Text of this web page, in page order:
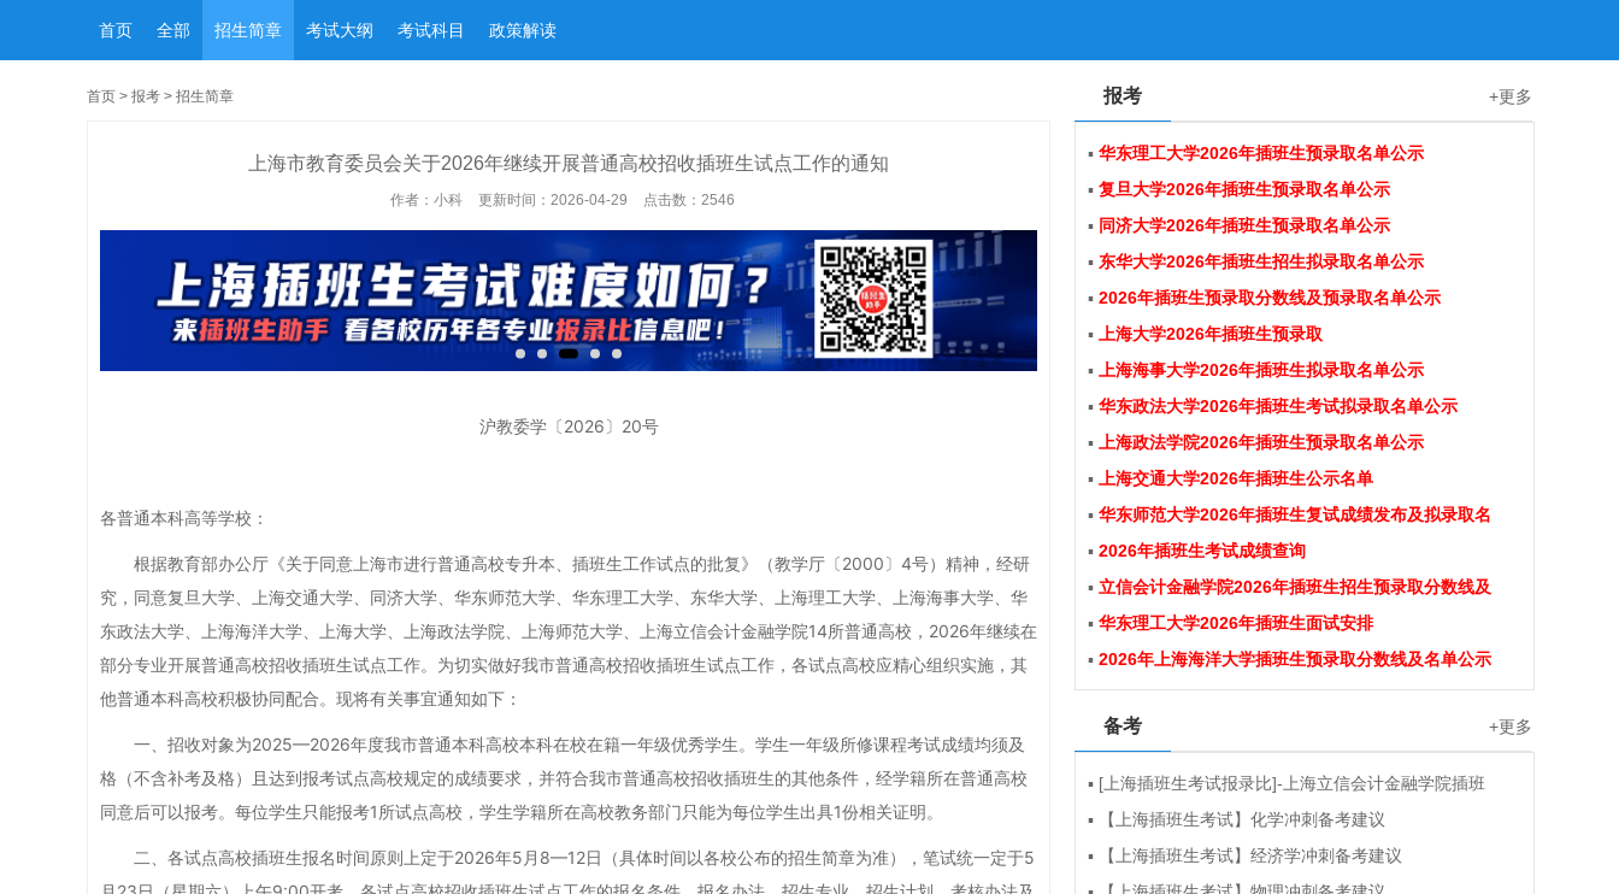
首页 全部 招生简章 考试大纲 考试科目 政策解读
首页 > 报考 > 招生简章
上海市教育委员会关于2026年继续开展普通高校招收插班生试点工作的通知
作者：小科 更新时间：2026-04-29 点击数： 2546
沪教委学〔2026〕20号
各普通本科高等学校：
根据教育部办公厅《关于同意上海市进行普通高校专升本、插班生工作试点的批复》（教学厅〔2000〕4号）精神，经研
究，同意复旦大学、上海交通大学、同济大学、华东师范大学、华东理工大学、东华大学、上海理工大学、上海海事大学、华
东政法大学、上海海洋大学、上海大学、上海政法学院、上海师范大学、上海立信会计金融学院14所普通高校，2026年继续在
部分专业开展普通高校招收插班生试点工作。为切实做好我市普通高校招收插班生试点工作，各试点高校应精心组织实施，其
他普通本科高校积极协同配合。现将有关事宜通知如下：
一、招收对象为2025—2026年度我市普通本科高校本科在校在籍一年级优秀学生。学生一年级所修课程考试成绩均须及
格（不含补考及格）且达到报考试点高校规定的成绩要求，并符合我市普通高校招收插班生的其他条件，经学籍所在普通高校
同意后可以报考。每位学生只能报考1所试点高校，学生学籍所在高校教务部门只能为每位学生出具1份相关证明。
二、各试点高校插班生报名时间原则上定于2026年5月8—12日（具体时间以各校公布的招生简章为准），笔试统一定于5
报考 +更多
▪ 华东理工大学2026年插班生预录取名单公示
▪ 复旦大学2026年插班生预录取名单公示
▪ 同济大学2026年插班生预录取名单公示
▪ 东华大学2026年插班生招生拟录取名单公示
▪ 2026年插班生预录取分数线及预录取名单公示
▪
上海大学2026年插班生预录取
▪
上海海事大学2026年插班生拟录取名单公示
▪ 华东政法大学2026年插班生考试拟录取名单公示
▪
上海政法学院2026年插班生预录取名单公示
▪
上海交通大学2026年插班生公示名单
▪ 华东师范大学2026年插班生复试成绩发布及拟录取名
▪ 2026年插班生考试成绩查询
▪ 立信会计金融学院2026年插班生招生预录取分数线及
▪ 华东理工大学2026年插班生面试安排
▪ 2026年上海海洋大学插班生预录取分数线及名单公示
备考 +更多
▪ [上海插班生考试报录比]-上海立信会计金融学院插班
▪
【上海插班生考试】化学冲刺备考建议
▪
【上海插班生考试】经济学冲刺备考建议